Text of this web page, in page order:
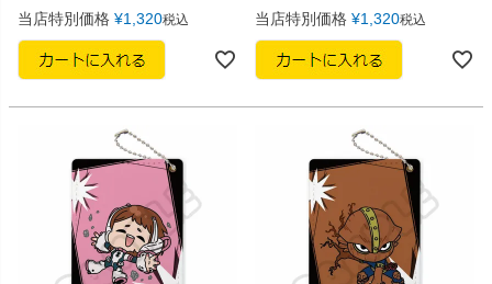
当店特別価格 ¥1,320税込
当店特別価格 ¥1,320税込